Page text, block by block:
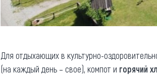
Для отдыхающих в культурно-
(на каждый день – свое), компот и горячий